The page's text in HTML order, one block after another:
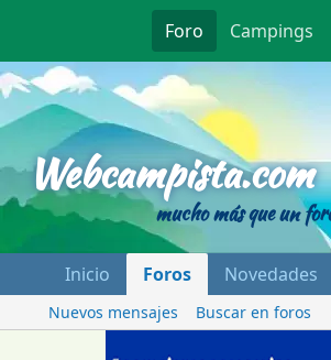
Foro Campings
Webcampista.com
mucho más que un
Inicio Foros Novedades
Nuevos mensajes Buscar en foros